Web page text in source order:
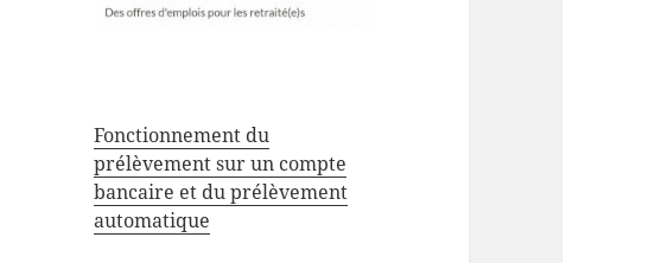
Fonctionnement du
prélèvement sur un compte
bancaire et du prélèvement
automatique